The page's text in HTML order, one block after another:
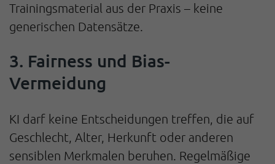
Trainingsmaterial aus der Praxis – keine
generischen Datensätze.
3. Fairness und Bias-
Vermeidung
KI darf keine Entscheidungen treffen, die auf
Geschlecht, Alter, Herkunft oder anderen
sensiblen Merkmalen beruhen. Regelmäßige